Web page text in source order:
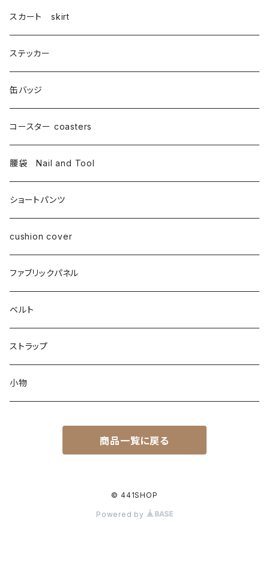
スカート skirt
ステッカー
缶バッジ
コースター coasters
腰袋 Nail and Tool
ショートパンツ
cushion cover
ファブリックパネル
ベルト
ストラップ
小物
商品一覧に戻る
© 441SHOP
Powered by